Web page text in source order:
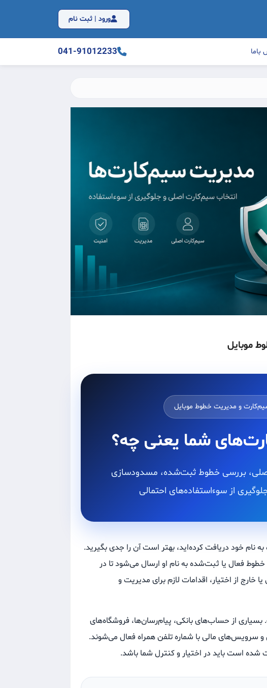
ورود | ثبت نام
باما 041-91012233
موبایل
و مدیریت خطوط موبایل
شما یعنی چه؟
بررسی خطوط ثبت‌شده، مسدودسازی
از سوءاستفاده‌های احتمالی
نام خود دریافت کرده‌اید، بهتر است آن را جدی بگیرید.
خطوط فعال یا ثبت‌شده به نام او ارسال می‌شود تا در
از اختیار، اقدامات لازم برای مدیریت و
از حساب‌های بانکی، پیام‌رسان‌ها، فروشگاه‌های
و سرویس‌های مالی با شماره تلفن همراه فعال می‌شوند.
است باید در اختیار و کنترل شما باشد.